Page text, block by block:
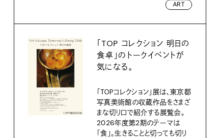
ART
「TOP コレクション 明日の
食卓」のトークイベントが
気になる。
「TOPコレクション」展は、東京都
写真美術館の収蔵作品をさまざ
まな切り口で紹介する展覧会。
2026年度第2期のテーマは
「食」。生きることと切っても切り